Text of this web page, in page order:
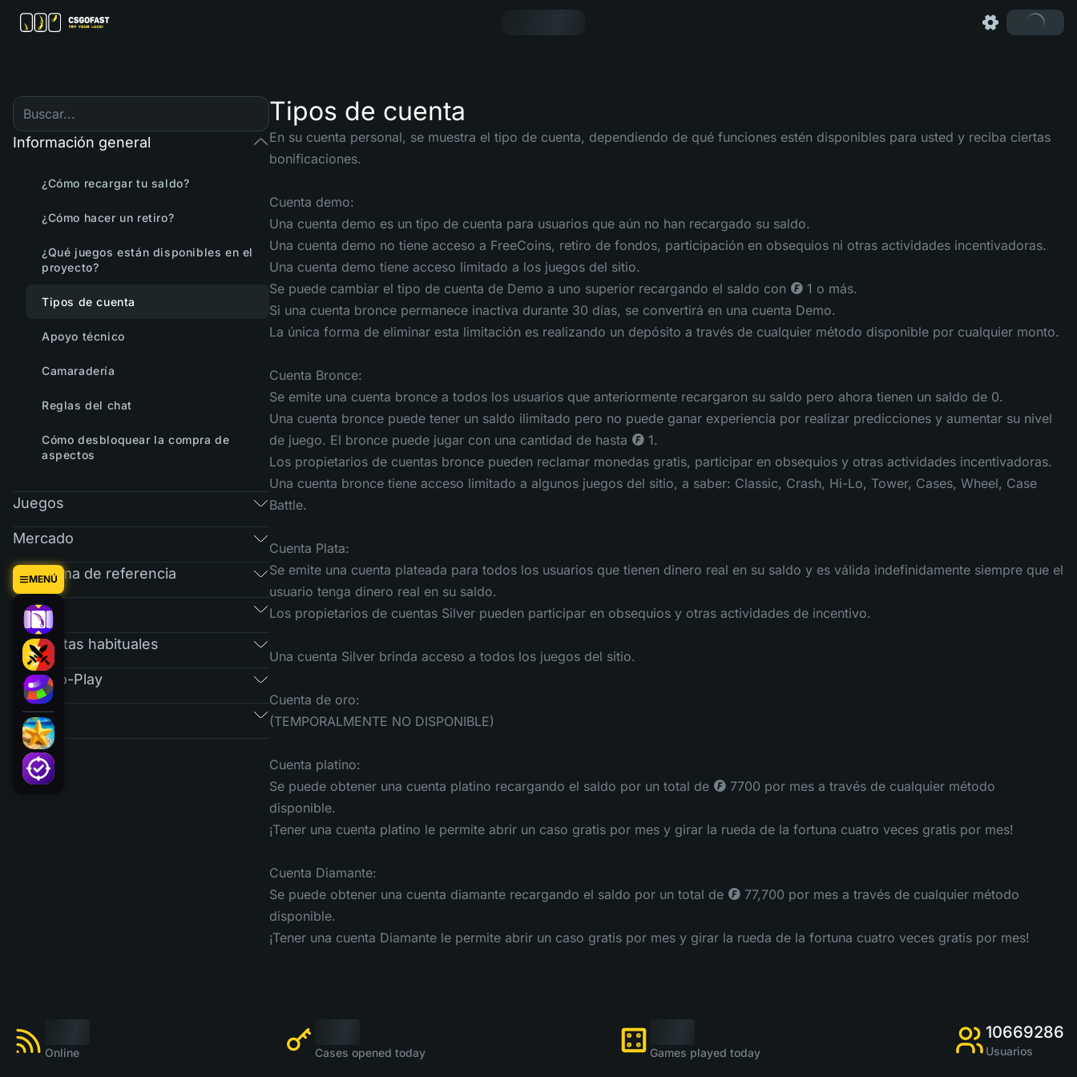
MENÚ
Información general
¿Cómo recargar tu saldo?
¿Cómo hacer un retiro?
¿Qué juegos están disponibles en el
proyecto?
Tipos de cuenta
Apoyo técnico
Camaradería
Reglas del chat
Cómo desbloquear la compra de
aspectos
Juegos
Mercado
Programa de referencia
RAIN
Preguntas habituales
Free-To-Play
Tickets
Tipos de cuenta
En su cuenta personal, se muestra el tipo de cuenta, dependiendo de qué funciones estén disponibles para usted y reciba ciertas
bonificaciones.
Cuenta demo:
Una cuenta demo es un tipo de cuenta para usuarios que aún no han recargado su saldo.
Una cuenta demo no tiene acceso a FreeCoins, retiro de fondos, participación en obsequios ni otras actividades incentivadoras.
Una cuenta demo tiene acceso limitado a los juegos del sitio.
Se puede cambiar el tipo de cuenta de Demo a uno superior recargando el saldo con ◎ 1 o más.
Si una cuenta bronce permanece inactiva durante 30 días, se convertirá en una cuenta Demo.
La única forma de eliminar esta limitación es realizando un depósito a través de cualquier método disponible por cualquier monto.
Cuenta Bronce:
Se emite una cuenta bronce a todos los usuarios que anteriormente recargaron su saldo pero ahora tienen un saldo de 0.
Una cuenta bronce puede tener un saldo ilimitado pero no puede ganar experiencia por realizar predicciones y aumentar su nivel
de juego. El bronce puede jugar con una cantidad de hasta ◎ 1.
Los propietarios de cuentas bronce pueden reclamar monedas gratis, participar en obsequios y otras actividades incentivadoras.
Una cuenta bronce tiene acceso limitado a algunos juegos del sitio, a saber: Classic, Crash, Hi-Lo, Tower, Cases, Wheel, Case
Battle.
Cuenta Plata:
Se emite una cuenta plateada para todos los usuarios que tienen dinero real en su saldo y es válida indefinidamente siempre que el
usuario tenga dinero real en su saldo.
Los propietarios de cuentas Silver pueden participar en obsequios y otras actividades de incentivo.
Una cuenta Silver brinda acceso a todos los juegos del sitio.
Cuenta de oro:
(TEMPORALMENTE NO DISPONIBLE)
Cuenta platino:
Se puede obtener una cuenta platino recargando el saldo por un total de ◎ 7700 por mes a través de cualquier método
disponible.
¡Tener una cuenta platino le permite abrir un caso gratis por mes y girar la rueda de la fortuna cuatro veces gratis por mes!
Cuenta Diamante:
Se puede obtener una cuenta diamante recargando el saldo por un total de ◎ 77,700 por mes a través de cualquier método
disponible.
¡Tener una cuenta Diamante le permite abrir un caso gratis por mes y girar la rueda de la fortuna cuatro veces gratis por mes!
Online Cases opened today Games played today
10669286
Usuarios